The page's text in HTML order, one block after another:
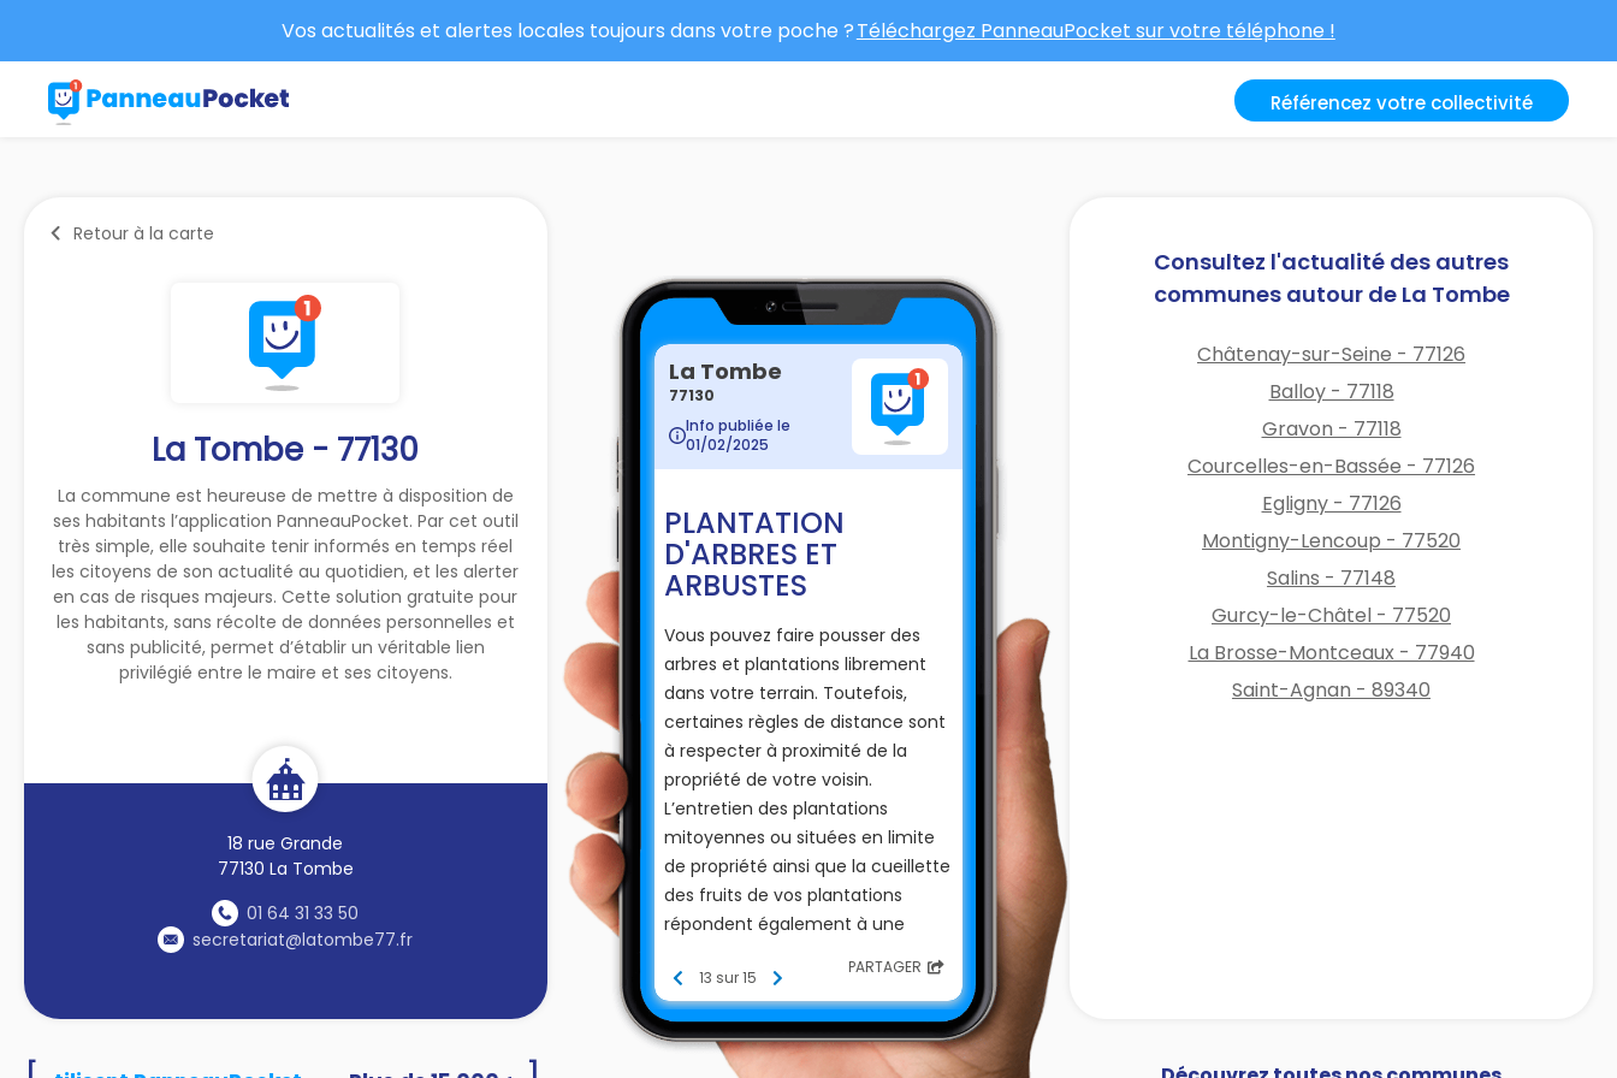
Vos actualités et alertes locales toujours dans votre poche ?Téléchargez PanneauPocket sur votre téléphone !
Référencez votre collectivité
Retour à la carte
La Tombe - 77130
La commune est heureuse de mettre à disposition de
ses habitants l’application PanneauPocket. Par cet outil
très simple, elle souhaite tenir informés en temps réel
les citoyens de son actualité au quotidien, et les alerter
en cas de risques majeurs. Cette solution gratuite pour
les habitants, sans récolte de données personnelles et
sans publicité, permet d’établir un véritable lien
privilégié entre le maire et ses citoyens.
18 rue Grande
77130 La Tombe
01 64 31 33 50
secretariat@latombe77.fr
La Tombe
77130
Info publiée le
01/02/2025
PLANTATION
D'ARBRES ET
ARBUSTES
Vous pouvez faire pousser des
arbres et plantations librement
dans votre terrain. Toutefois,
certaines règles de distance sont
à respecter à proximité de la
propriété de votre voisin.
L’entretien des plantations
mitoyennes ou situées en limite
de propriété ainsi que la cueillette
des fruits de vos plantations
répondent également à une
Selon les articles
code civil :
Si les plantations font plus de 2
mètres de hauteur, elles doivent
13 sur 15 PARTAGER
Consultez l'actualité des autres
communes autour de La Tombe
Châtenay-sur-Seine - 77126
Balloy - 77118
Gravon - 77118
Courcelles-en-Bassée - 77126
Egligny - 77126
Montigny-Lencoup - 77520
Salins - 77148
Gurcy-le-Châtel - 77520
La Brosse-Montceaux - 77940
Saint-Agnan - 89340